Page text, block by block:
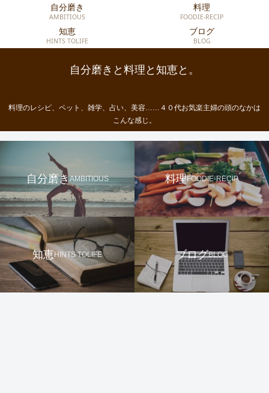
自分磨きと料理と知恵と。
料理のレシピ、ペット、雑学、占い、美容……４０代お気楽主婦の頭のなかは
こんな感じ。
自分磨き
AMBITIOUS
料理
FOODIE-RECIP
知恵
HINTS TOLIFE
ブログ
BLOG
自分磨きAMBITIOUS 料理FOODIE-RECIP
知恵HINTS TOLIFE ブログBLOG